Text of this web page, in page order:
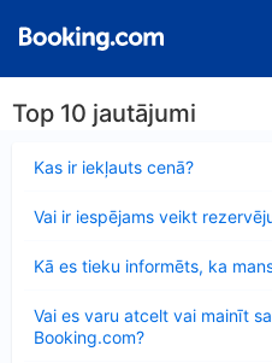
Top 10 jautājumi
Kas ir iekļauts cenā?
Vai ir iespējams veikt
Kā es tieku informēts, ka
Vai es varu atcelt vai mainīt
Booking.com?